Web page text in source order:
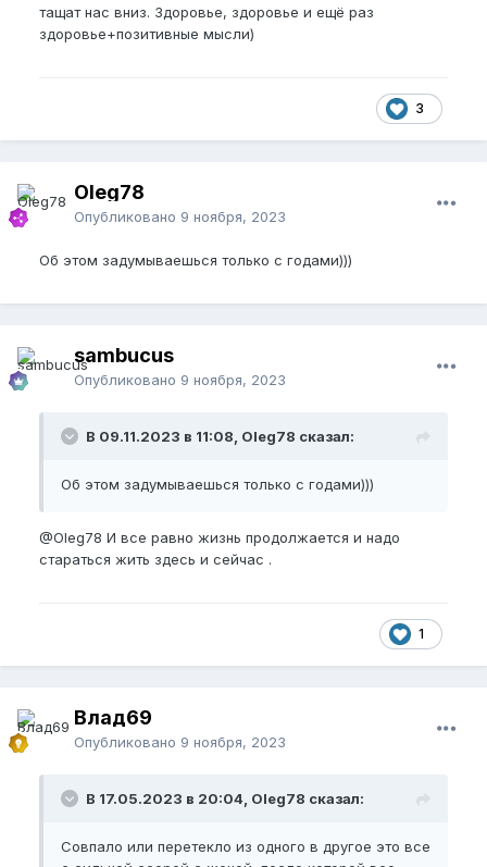
тащат нас вниз. Здоровье, здоровье и ещё раз
здоровье+позитивные мысли)
3
Oleg78
Опубликовано 9 ноября, 2023
Об этом задумываешься только с годами)))
sambucus
Опубликовано 9 ноября, 2023
В 09.11.2023 в 11:08, Oleg78 сказал:
Об этом задумываешься только с годами)))
@Oleg78 И все равно жизнь продолжается и надо
стараться жить здесь и сейчас .
1
Влад69
Опубликовано 9 ноября, 2023
В 17.05.2023 в 20:04, Oleg78 сказал:
Совпало или перетекло из одного в другое это все